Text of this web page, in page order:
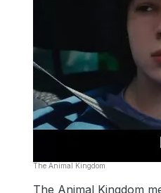
The Animal Kingdom
The Animal Kingdom